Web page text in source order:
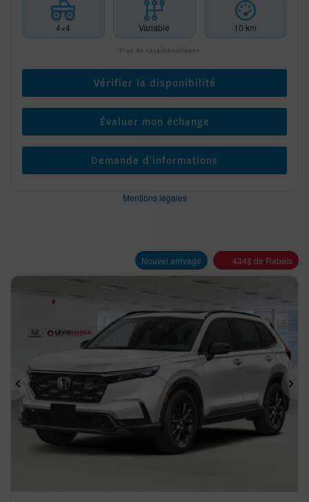
4×4 Variable 10 km
Plus de caractéristiques
Vérifier la disponibilité
Évaluer mon échange
Demande d'informations
Mentions légales
Nouvel arrivage 434$ de Rabais
Précédent